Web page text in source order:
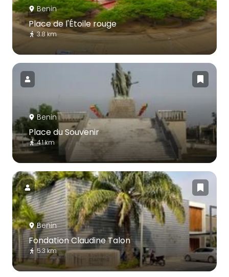
Benin
Place de l'Étoile rouge
3.8 km
Benin
Place du Souvenir
4.1 km
Benin
Fondation Claudine Talon
5.3 km